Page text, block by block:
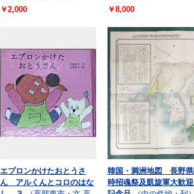
￥2,000
￥8,000
エプロンかけたおとうさ
ん アルくんとコロのはな
韓国・満洲地図 長野
時招魂祭及凱旋軍大歓